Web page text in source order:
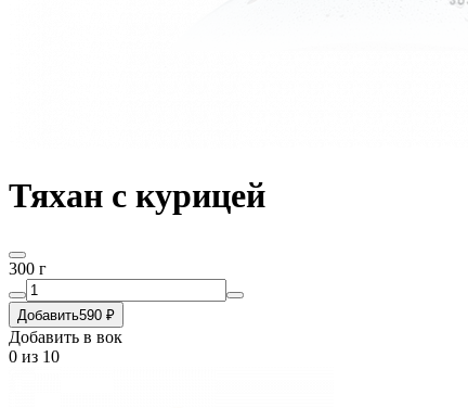
Тяхан с курицей
300 г
Добавить590 ₽
Добавить в вок
0 из 10